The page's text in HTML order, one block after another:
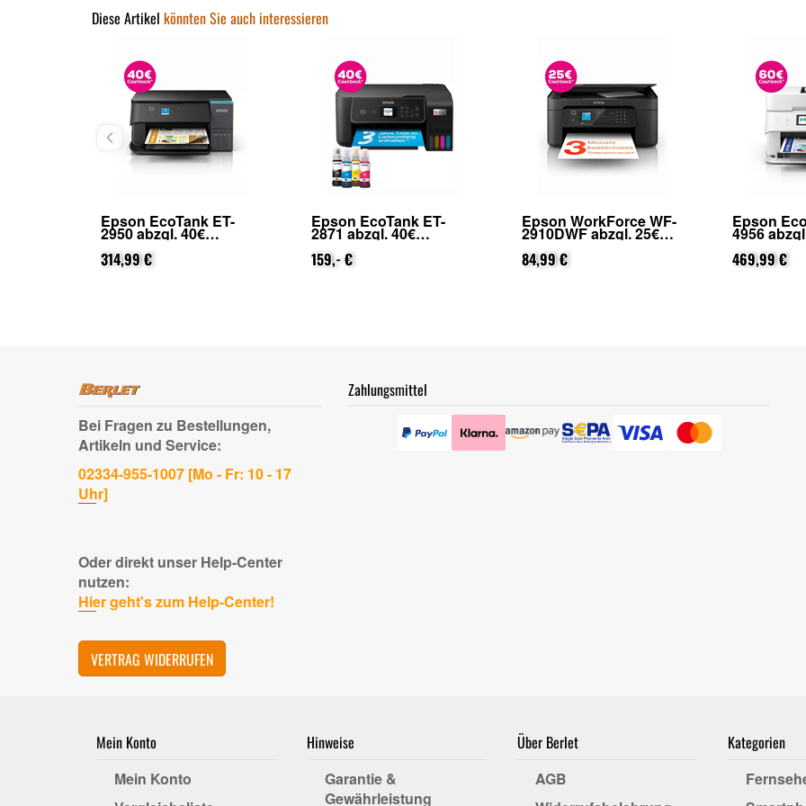
Diese Artikel könnten Sie auch interessieren
Epson EcoTank ET-
2871 abzgl. 40€
Cashback (von Epson
nach Registrierung)
159,- €
Epson WorkForce WF-
2910DWF abzgl. 25€
Cashback (von Epson
nach Registrierung)
84,99 €
Epson EcoTank ET-
4956 abzgl. 60€
Cashback (von Epson
nach Registrierung)
469,99 €
Epson
3950 (von
339,- €
Bei Fragen zu Bestellungen,
Artikeln und Service:
02334-955-1007 [Mo - Fr: 10 - 17
Uhr]
Oder direkt unser Help-Center
nutzen:
Hier geht's zum Help-Center!
VERTRAG WIDERRUFEN
Zahlungsmittel
Mein Konto
Mein Konto
Hinweise
Garantie &
Gewährleistung
Über Berlet
AGB
Kategorien